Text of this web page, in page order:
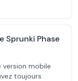
Sprunki Phase
version mobile
toujours